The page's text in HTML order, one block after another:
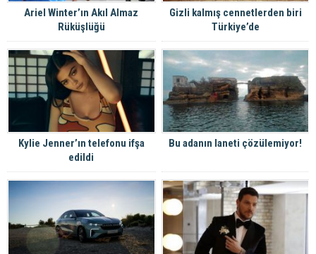
Ariel Winter’ın Akıl Almaz
Rüküşlüğü
Gizli kalmış cennetlerden biri
Türkiye’de
Kylie Jenner’ın telefonu ifşa
edildi
Bu adanın laneti çözülemiyor!